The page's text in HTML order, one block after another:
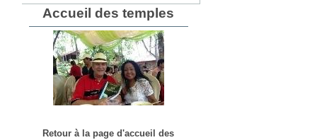
Accueil des temples
Retour à la page d'accueil des